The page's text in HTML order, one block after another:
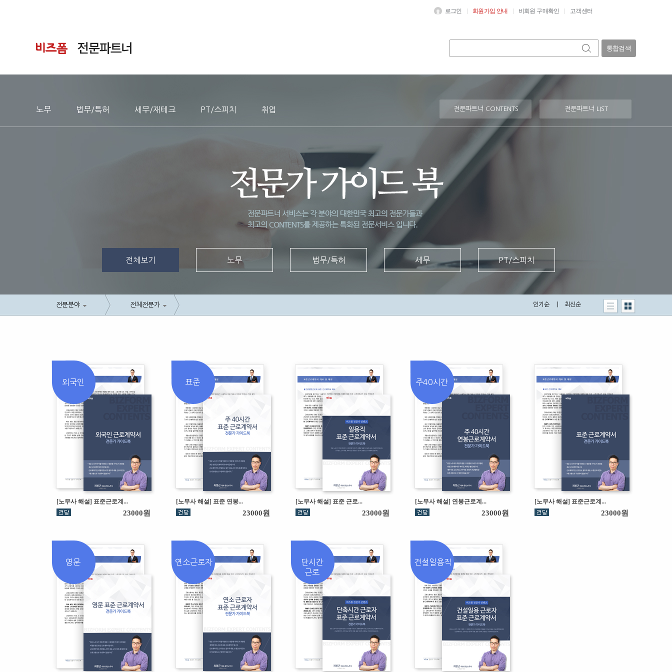
로그인 회원가입 안내 비회원 구매확인 고객센터
통합검색
전체보기 노무 법무/특허 세무 PT/스피치
노무 법무/특허 세무/재테크 PT/스피치 취업 전문파트너 LIST
전문파트너 CONTENTS
전문분야 전체전문가 인기순 최신순
외국인
[노무사 해설] 표준근로계...
23000원
표준
[노무사 해설] 표준 연봉...
23000원
[노무사 해설] 표준 근로...
23000원
주40시간
[노무사 해설] 연봉근로계...
23000원
[노무사 해설] 표준근로계...
23000원
영문 연소근로자
단시간
근로
건설일용직